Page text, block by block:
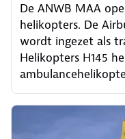
De ANWB MAA
helikopters. De
wordt ingezet als
Helikopters H145